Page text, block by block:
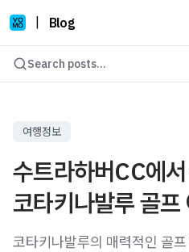
Blog
Search posts...
여행정보
수트라하버CC에
코타키나발루 골프
코타키나발루의 매력적인 골